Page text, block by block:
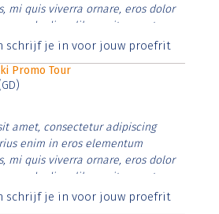
mi quis viverra ornare, eros dolor
diam libero vitae erat.
et justo cursus id rutrum lorem
schrijf je in voor jouw proefrit
Promo Tour
amet, consectetur adipiscing
enim in eros elementum
mi quis viverra ornare, eros dolor
diam libero vitae erat.
et justo cursus id rutrum lorem
schrijf je in voor jouw proefrit